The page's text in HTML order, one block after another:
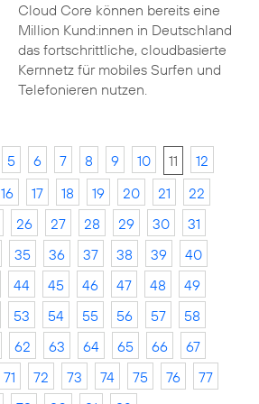
Cloud Core können bereits eine
Million Kund:innen in Deutschland
das fortschrittliche, cloudbasierte
Kernnetz für mobiles Surfen und
Telefonieren nutzen.
5 6 7 8 9 10 11
12
16 17 18 19 20 21
22
26 27 28 29 30
31
35 36 37 38 39
40
44 45 46 47 48
49
53 54 55 56 57
58
62 63 64 65 66
67
71 72 73 74 75 76
77